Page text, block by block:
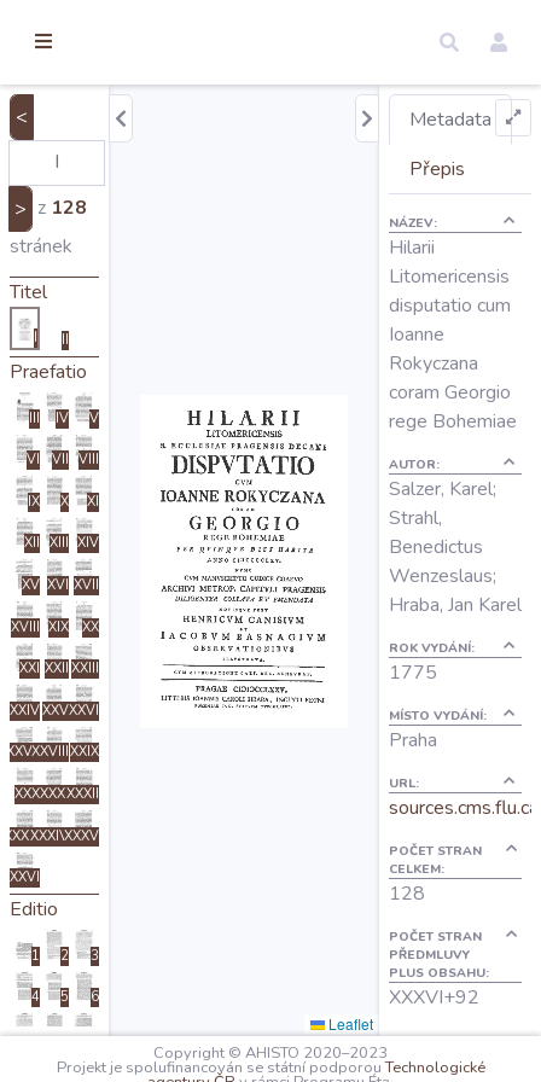
Úvod
Edice
Mapy
O projektu
Autoři
Nápověda
<
> z 128
stránek
Titel
I II
Praefatio
III IV V
VI VII VIII
IX X XI
XII XIII XIV
XV XVI XVII
XVIII XIX XX
XXI XXII XXIII
XXIVXXVXXVI
XXVIIXXVIIIXXIX
XXXXXXIXXXII
XXXIIIXXXIVXXXV
XXXVI
Editio
1 2 3
4 5 6
7 8 9
Leaflet
Metadata
Přepis
NÁZEV:
Hilarii
Litomericensis
disputatio cum
Ioanne
Rokyczana
coram Georgio
rege Bohemiae
AUTOR:
Salzer, Karel;
Strahl,
Benedictus
Wenzeslaus;
Hraba, Jan Karel
ROK VYDÁNÍ:
1775
MÍSTO VYDÁNÍ:
Praha
URL:
POČET STRAN
CELKEM:
128
POČET STRAN
PŘEDMLUVY
PLUS OBSAHU:
XXXVI+92
OBSAH:
I: Titel
Copyright © AHISTO 2020–2023
Projekt je spolufinancován se státní podporouTechnologické